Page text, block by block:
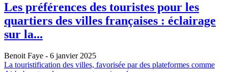
Les préférences des touristes pour les
quartiers des villes françaises : éclairage
sur la...
Benoit Faye - 6 janvier 2025
La touristification des villes, favorisée par des plateformes comme